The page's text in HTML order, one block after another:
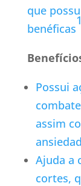
que
benéficas
1
Possui
assim
Ajuda a
cortes,